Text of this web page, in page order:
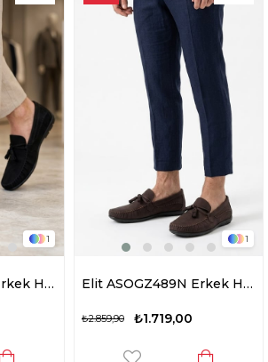
1
Elit ASOGZ489N Erkek Hakiki Deri Casual Ayakkabısı Siyah
1
Elit ASOGZ489N Erkek Hakiki Deri Casual Ayakkabısı Kahverengi
₺1.719,00
₺2.859,90